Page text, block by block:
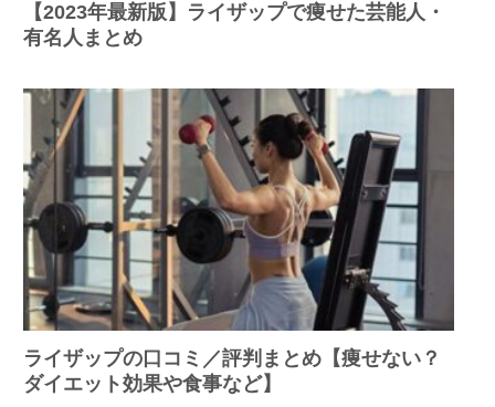
【2023年最新版】ライザップで痩せた芸能人・
有名人まとめ
ライザップの口コミ／評判まとめ【痩せない？
ダイエット効果や食事など】